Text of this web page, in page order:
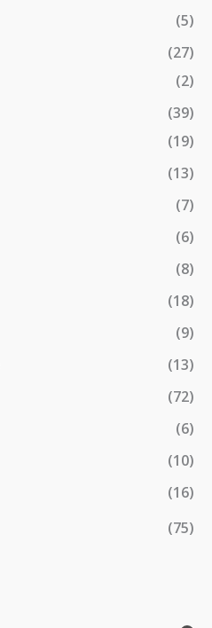
(5)
(27)
(2)
(39)
(19)
(13)
(7)
(6)
(8)
(18)
(9)
(13)
(72)
(6)
(10)
(16)
(75)